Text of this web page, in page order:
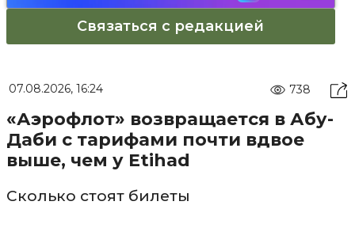
Связаться с редакцией
07.08.2026, 16:24 738
«Аэрофлот» возвращается в Абу-
Даби с тарифами почти вдвое
выше, чем у Etihad
Сколько стоят билеты